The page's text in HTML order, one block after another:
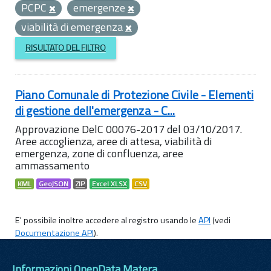
PCPC
emergenze
viabilità di emergenza
RISULTATO DEL FILTRO
Piano Comunale di Protezione Civile - Elementi
di gestione dell'emergenza - C...
Approvazione DelC 00076-2017 del 03/10/2017.
Aree accoglienza, aree di attesa, viabilità di
emergenza, zone di confluenza, aree
ammassamento
KML GeoJSON ZIP Excel XLSX CSV
E' possibile inoltre accedere al registro usando leAPI(vedi
Documentazione API).